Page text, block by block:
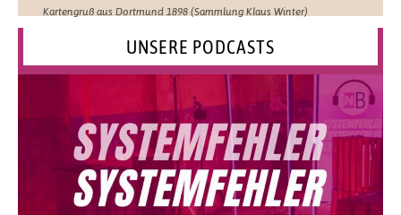
Kartengruß aus Dortmund 1898 (Sammlung Klaus Winter)
UNSERE PODCASTS